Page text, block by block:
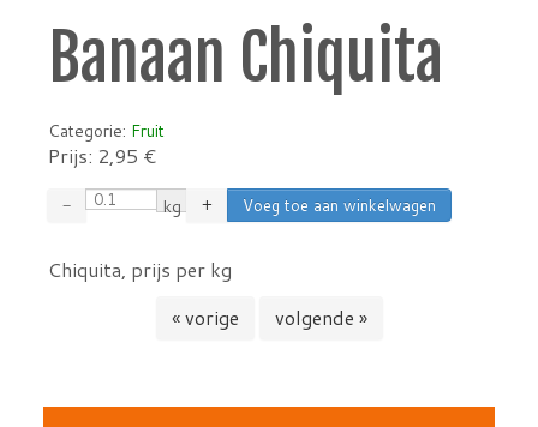
Banaan Chiquita
Categorie: Fruit
Prijs: 2,95 €
− kg +
Chiquita, prijs per kg
« vorige
volgende »